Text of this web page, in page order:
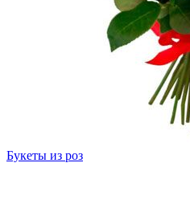
Букеты из роз